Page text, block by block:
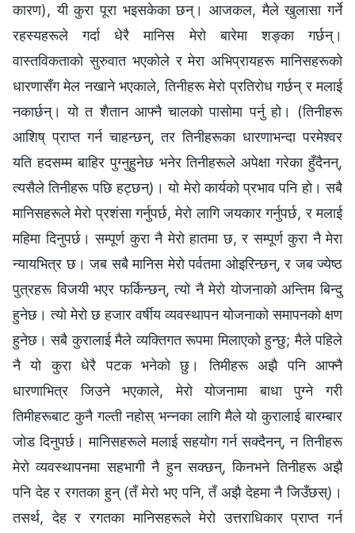
कारण), यी कुरा पूरा भइसकेका छन्। आजकल, मैले खुलासा गर्ने
रहस्यहरूले गर्दा धेरै मानिस मेरो बारेमा शङ्का गर्छन्।
वास्तविकताको सुरुवात भएकोले र मेरा अभिप्रायहरू मानिसहरूको
धारणासँग मेल नखाने भएकाले, तिनीहरू मेरो प्रतिरोध गर्छन् र मलाई
नकार्छन्। यो त शैतान आफ्नै चालको पासोमा पर्नु हो। (तिनीहरू
आशिष् प्राप्त गर्न चाहन्छन्, तर तिनीहरूका धारणाभन्दा परमेश्‍वर
यति हदसम्‍म बाहिर पुग्नुहुनेछ भनेर तिनीहरूले अपेक्षा गरेका हुँदैनन्,
त्यसैले तिनीहरू पछि हट्छन्)। यो मेरो कार्यको प्रभाव पनि हो। सबै
मानिसहरूले मेरो प्रशंसा गर्नुपर्छ, मेरो लागि जयकार गर्नुपर्छ, र मलाई
महिमा दिनुपर्छ। सम्पूर्ण कुरा नै मेरो हातमा छ, र सम्पूर्ण कुरा नै मेरा
न्यायभित्र छ। जब सबै मानिस मेरो पर्वतमा ओइरिन्छन्, र जब ज्येष्ठ
पुत्रहरू विजयी भएर फर्किन्छन्, त्यो नै मेरो योजनाको अन्तिम बिन्दु
हुनेछ। त्यो मेरो छ हजार वर्षीय व्यवस्थापन योजनाको समापनको क्षण
हुनेछ। सबै कुरालाई मैले व्यक्तिगत रूपमा मिलाएको हुन्छु; मैले पहिले
नै यो कुरा धेरै पटक भनेको छु। तिमीहरू अझै पनि आफ्नै
धारणाभित्र जिउने भएकाले, मेरो योजनामा बाधा पुग्ने गरी
तिमीहरूबाट कुनै गल्ती नहोस् भन्नका लागि मैले यो कुरालाई बारम्बार
जोड दिनुपर्छ। मानिसहरूले मलाई सहयोग गर्न सक्दैनन्, न तिनीहरू
मेरो व्यवस्थापनमा सहभागी नै हुन सक्छन्, किनभने तिनीहरू अझै
पनि देह र रगतका हुन् (तँ मेरो भए पनि, तँ अझै देहमा नै जिउँछस्)।
तसर्थ, देह र रगतका मानिसहरूले मेरो उत्तराधिकार प्राप्त गर्न